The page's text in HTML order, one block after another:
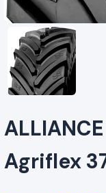
Agriflex